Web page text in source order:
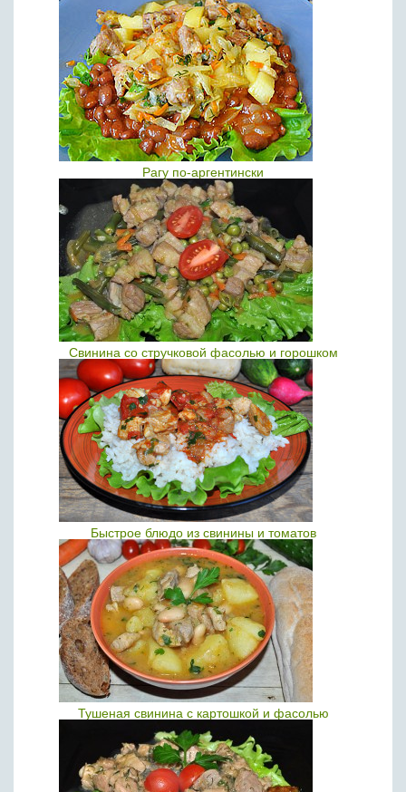
Рагу по-аргентински
Свинина со стручковой фасолью и горошком
Быстрое блюдо из свинины и томатов
Тушеная свинина с картошкой и фасолью